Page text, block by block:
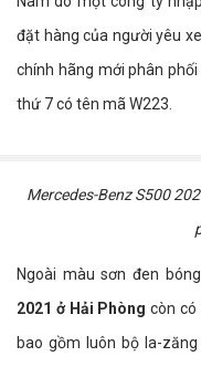
đặt hàng của người yêu
chính hãng mới phân
thứ 7 có tên mã W223.
Mercedes-Benz S500
Ngoài màu sơn đen
2021 ở Hải Phòng còn có
bao gồm luôn bộ la-